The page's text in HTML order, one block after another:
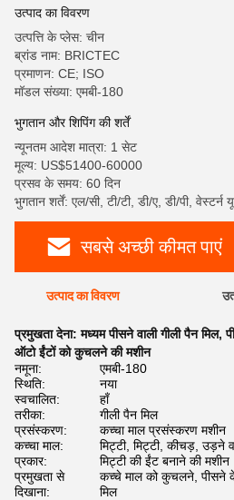
उत्पाद का विवरण
उत्पत्ति के प्लेस: चीन
ब्रांड नाम: BRICTEC
प्रमाणन: CE; ISO
मॉडल संख्या: एमबी-180
भुगतान और शिपिंग की शर्तें
न्यूनतम आदेश मात्रा: 1 सेट
मूल्य: US$51400-60000
प्रसव के समय: 60 दिन
भुगतान शर्तें: एल/सी, टी/टी, डी/ए, डी/पी, वेस्टर्न
सबसे अच्छी कीमत पाएं
उत्पाद का विवरण
प्रमुखता देना:मध्यम पीसने वाली गीली पैन मिल,
ऑटो ईंटों को कुचलने की मशीन
नमूना:
एमबी-180
स्थिति:
नया
स्वचालित:
हाँ
तरीका:
गीली पैन मिल
प्रसंस्करण:
कच्चा माल प्रसंस्करण मशीन
कच्चा माल:
मिट्टी, मिट्टी, कीचड़, उड़ने
प्रकार:
मिट्टी की ईंट बनाने की मशीन
प्रमुखता से
दिखाना:
कच्चे माल को कुचलने, पीसने
मिल